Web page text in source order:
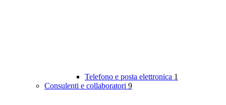
Telefono e posta elettronica 1
Consulenti e collaboratori 9